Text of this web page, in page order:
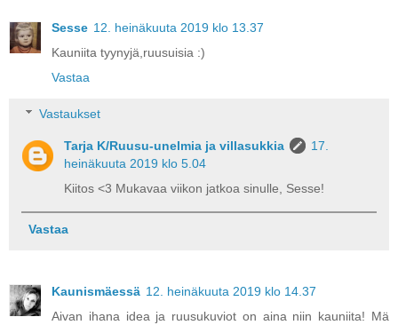
Sesse 12. heinäkuuta 2019 klo 13.37
Kauniita tyynyjä,ruusuisia :)
Vastaa
Vastaukset
Tarja K/Ruusu-unelmia ja villasukkia
17.
heinäkuuta 2019 klo 5.04
Kiitos <3 Mukavaa viikon jatkoa sinulle, Sesse!
Vastaa
Kaunismäessä 12. heinäkuuta 2019 klo 14.37
Aivan ihana idea ja ruusukuviot on aina niin kauniita! Mä